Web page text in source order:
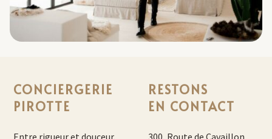
CONCIERGERIE
PIROTTE
Entre rigueur et douceur,
RESTONS
EN CONTACT
300, Route de Cavaillon